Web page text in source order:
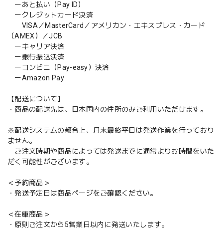
ーあと払い（Pay ID）
ークレジットカード決済
VISA／MasterCard／アメリカン・エキスプレス・カード
（AMEX）／JCB
ーキャリア決済
ー銀行振込決済
ーコンビニ（Pay-easy）決済
ーAmazon Pay
【配送について】
・商品の配送先は、日本国内の住所のみご利用いただけます。
※配送システムの都合上、月末最終平日は発送作業を行っており
ません。
ご注文時期や商品によっては発送までに通常よりお時間をいた
だく可能性がございます。
＜予約商品＞
・発送予定日は商品ページをご確認ください。
＜在庫商品＞
・原則ご注文から5営業日以内に発送いたします。